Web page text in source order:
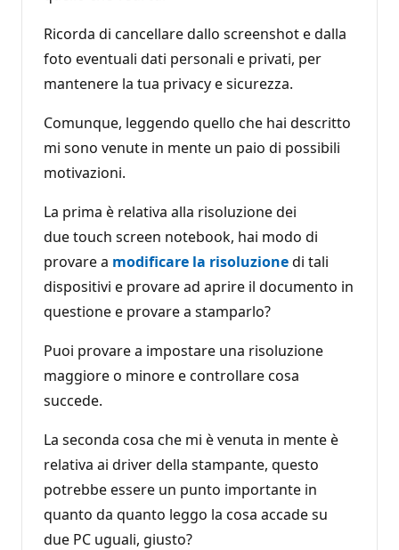
Ricorda di cancellare dallo screenshot e dalla
foto eventuali dati personali e privati, per
mantenere la tua privacy e sicurezza.
Comunque, leggendo quello che hai descritto
mi sono venute in mente un paio di possibili
motivazioni.
La prima è relativa alla risoluzione dei
due touch screen notebook, hai modo di
provare a modificare la risoluzionedi tali
dispositivi e provare ad aprire il documento in
questione e provare a stamparlo?
Puoi provare a impostare una risoluzione
maggiore o minore e controllare cosa
succede.
La seconda cosa che mi è venuta in mente è
relativa ai driver della stampante, questo
potrebbe essere un punto importante in
quanto da quanto leggo la cosa accade su
due PC uguali, giusto?